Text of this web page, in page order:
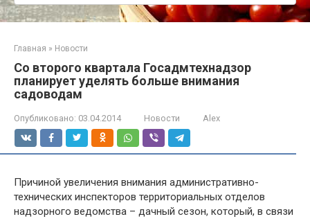
Главная » Новости
Со второго квартала Госадмтехнадзор
планирует уделять больше внимания
садоводам
Опубликовано: 03.04.2014 Новости Alex
Причиной увеличения внимания административно-
технических инспекторов территориальных отделов
надзорного ведомства – дачный сезон, который, в связи